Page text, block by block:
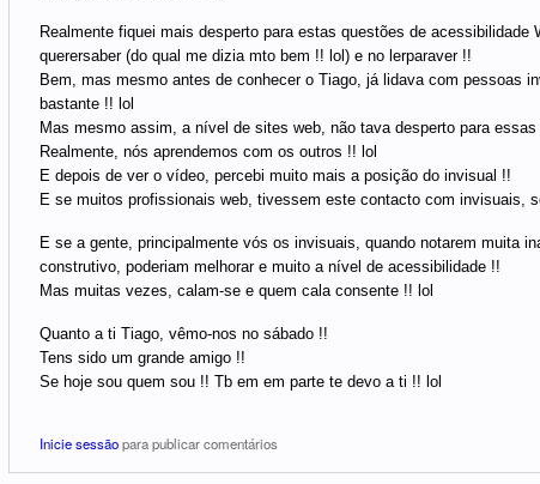
Realmente fiquei mais desperto para estas questões de
querersaber (do qual me dizia mto bem !! lol) e no lerparaver !!
Bem, mas mesmo antes de conhecer o Tiago, já lidava com pessoas
bastante !! lol
Mas mesmo assim, a nível de sites web, não tava desperto para
Realmente, nós aprendemos com os outros !! lol
E depois de ver o vídeo, percebi muito mais a posição do invisual !!
E se muitos profissionais web, tivessem este contacto com invisuais,
E se a gente, principalmente vós os invisuais, quando notarem muita
construtivo, poderiam melhorar e muito a nível de acessibilidade !!
Mas muitas vezes, calam-se e quem cala consente !! lol
Quanto a ti Tiago, vêmo-nos no sábado !!
Tens sido um grande amigo !!
Se hoje sou quem sou !! Tb em em parte te devo a ti !! lol
Inicie sessãopara publicar comentários